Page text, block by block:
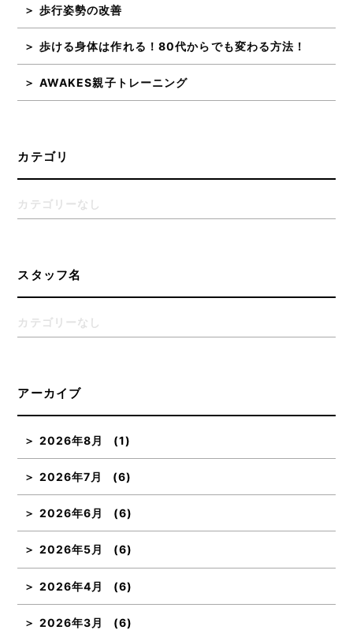
歩行姿勢の改善
歩ける身体は作れる！80代からでも変わる方法！
AWAKES親子トレーニング
カテゴリ
カテゴリーなし
スタッフ名
カテゴリーなし
アーカイブ
2026年8月 (1)
2026年7月 (6)
2026年6月 (6)
2026年5月 (6)
2026年4月 (6)
2026年3月 (6)